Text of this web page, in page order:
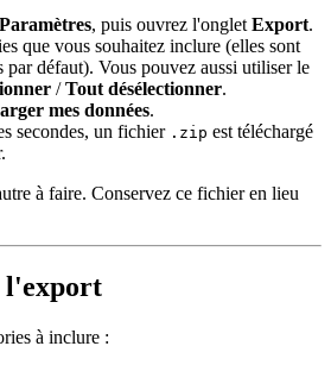
Paramètres, puis ouvrez l'onglet Export.
que vous souhaitez inclure (elles sont
par défaut). Vous pouvez aussi utiliser le
/Tout désélectionner.
mes données.
secondes, un fichier .zip est téléchargé
à faire. Conservez ce fichier en lieu
l'export
à inclure :